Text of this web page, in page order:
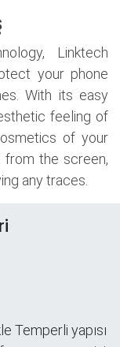
Linktech
your phone
With its easy
feeling of
of your
from the screen,
any traces.
Temperli yapısı